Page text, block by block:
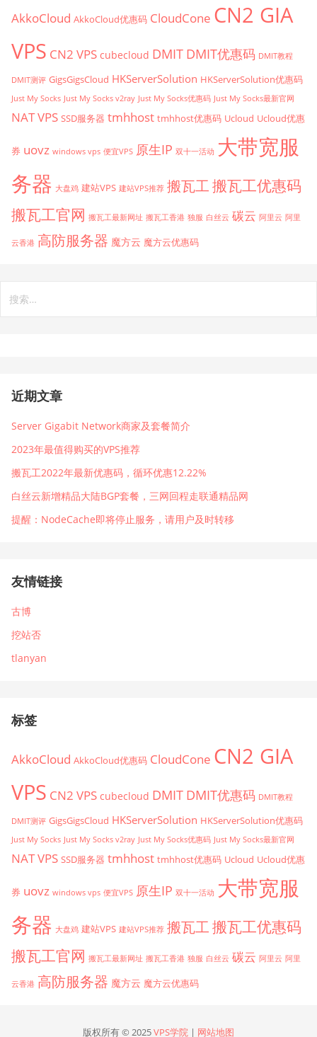
AkkoCloud AkkoCloud优惠码 CloudCone CN2 GIA
VPS CN2 VPS cubecloud DMIT DMIT优惠码 DMIT教程
DMIT测评 GigsGigsCloud HKServerSolution HKServerSolution优惠码
Just My Socks Just My Socks v2ray Just My Socks优惠码 Just My Socks最新官网
NAT VPS SSD服务器 tmhhost tmhhost优惠码 Ucloud Ucloud优惠
券 uovz windows vps 便宜VPS 原生IP 双十一活动 大带宽服
务器 大盘鸡 建站VPS 建站VPS推荐 搬瓦工搬瓦工优惠码
搬瓦工官网 搬瓦工最新网址 搬瓦工香港 独服 白丝云 碳云 阿里云 阿里
云香港 高防服务器 魔方云 魔方云优惠码
索：
近期文章
Server Gigabit Network商家及套餐简介
2023年最值得购买的VPS推荐
搬瓦工2022年最新优惠码，循环优惠12.22%
白丝云新增精品大陆BGP套餐，三网回程走联通精品网
提醒：NodeCache即将停止服务，请用户及时转移
友情链接
古博
挖站否
tlanyan
标签
AkkoCloud AkkoCloud优惠码 CloudCone CN2 GIA
VPS CN2 VPS cubecloud DMIT DMIT优惠码 DMIT教程
DMIT测评 GigsGigsCloud HKServerSolution HKServerSolution优惠码
Just My Socks Just My Socks v2ray Just My Socks优惠码 Just My Socks最新官网
NAT VPS SSD服务器 tmhhost tmhhost优惠码 Ucloud Ucloud优惠
券 uovz windows vps 便宜VPS 原生IP 双十一活动 大带宽服
务器 大盘鸡 建站VPS 建站VPS推荐 搬瓦工搬瓦工优惠码
搬瓦工官网 搬瓦工最新网址 搬瓦工香港 独服 白丝云 碳云 阿里云 阿里
云香港 高防服务器 魔方云 魔方云优惠码
版权所有 © 2025VPS学院| 网站地图